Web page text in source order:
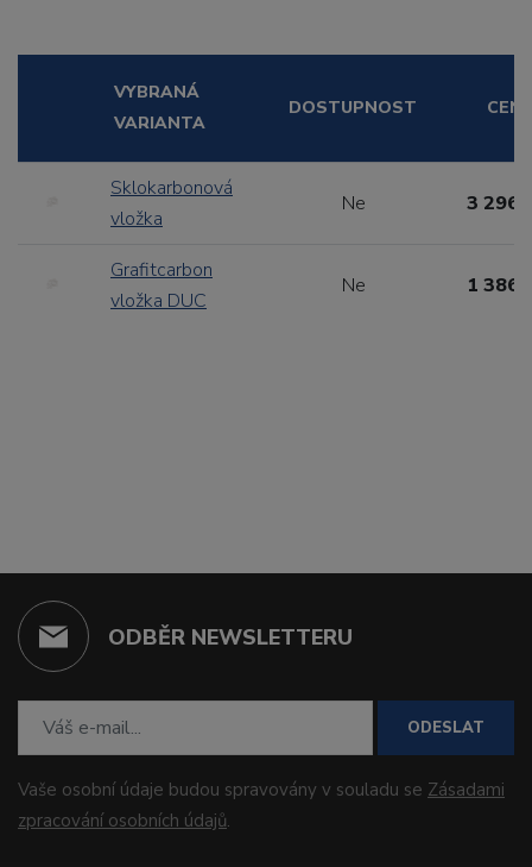
VYBRANÁ
VARIANTA
DOSTUPNOST
Sklokarbonová
vložka
Ne 3
Grafitcarbon
vložka DUC
Ne 1
ODBĚR NEWSLETTERU
ODESLAT
Vaše osobní údaje budou spravovány v souladu se Zásadami
zpracování osobních údajů.